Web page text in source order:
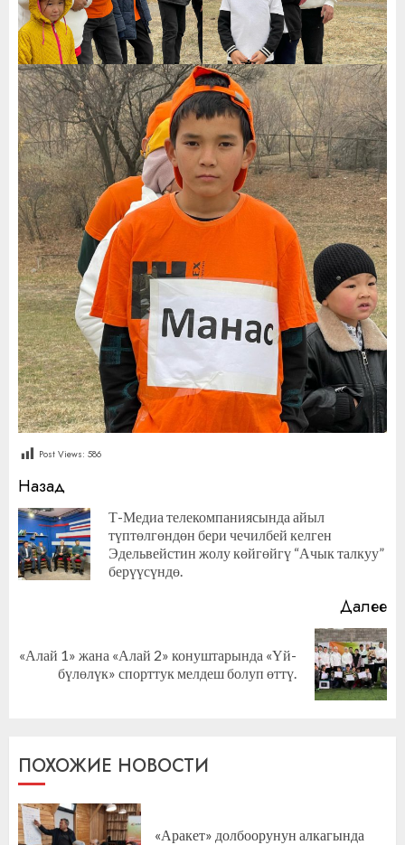
Post Views: 586
Продолжить
чтение
Назад
Т-Медиа телекомпаниясында айыл
түптөлгөндөн бери чечилбей келген
Эдельвейстин жолу көйгөйгү “Ачык талкуу”
берүүсүндө.
Далее
Следующая
запись:
«Алай 1» жана «Алай 2» конуштарында «Үй-
бүлөлүк» спорттук мелдеш болуп өттү.
ПОХОЖИЕ НОВОСТИ
«Аракет» долбоорунун алкагында